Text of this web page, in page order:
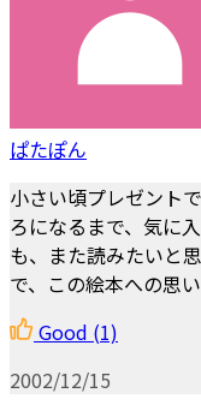
ぱたぽん
小さい頃プレゼント
ろになるまで、気に
も、また読みたいと
で、この絵本への思
Good (1)
2002/12/15